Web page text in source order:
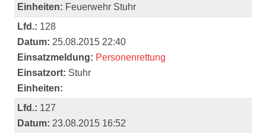
Einheiten: Feuerwehr Stuhr
Lfd.: 128
Datum: 25.08.2015 22:40
Einsatzmeldung: Personenrettung
Einsatzort: Stuhr
Einheiten:
Lfd.: 127
Datum: 23.08.2015 16:52